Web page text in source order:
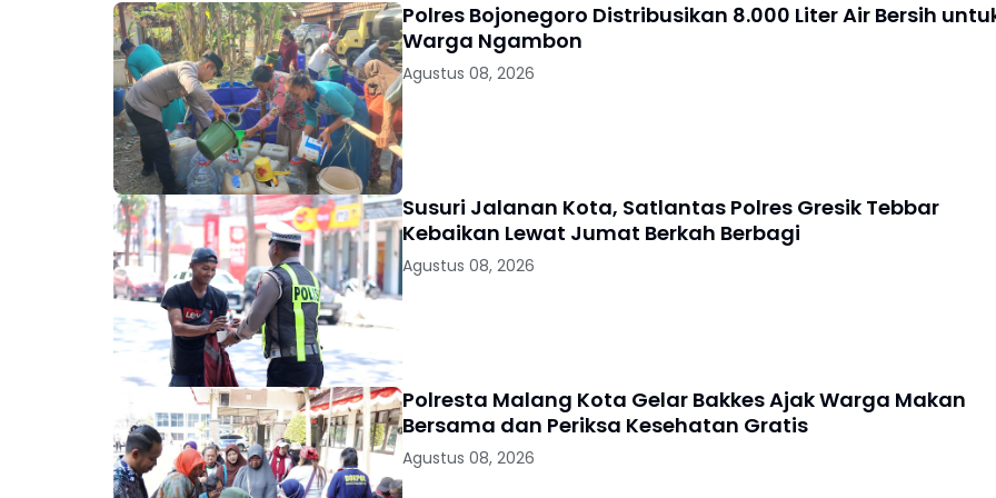
Polres Bojonegoro Distribusikan 8.000 Liter Air Bersih
Warga Ngambon
Agustus 08, 2026
Susuri Jalanan Kota, Satlantas Polres Gresik Tebbar
Kebaikan Lewat Jumat Berkah Berbagi
Agustus 08, 2026
Polresta Malang Kota Gelar Bakkes Ajak Warga Makan
Bersama dan Periksa Kesehatan Gratis
Agustus 08, 2026